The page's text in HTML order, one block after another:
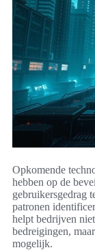
Opkomende
hebben op de
gebruikersgedrag
patronen
helpt bedrijven
bedreigingen,
mogelijk.